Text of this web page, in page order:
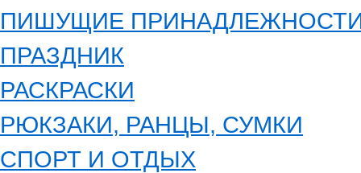
ПИШУЩИЕ
ПРАЗДНИК
РАСКРАСКИ
РЮКЗАКИ, РАНЦЫ, СУМКИ
СПОРТ И ОТДЫХ